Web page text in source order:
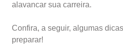
alavancar sua carreira.
Confira, a seguir, algumas
preparar!